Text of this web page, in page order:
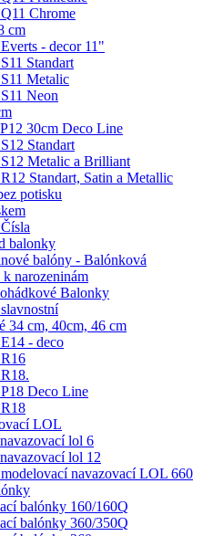
Chrome
cm
- decor 11"
Standart
Metalic
Neon
30cm Deco Line
Standart
Metalic a Brilliant
Standart, Satin a Metallic
potisku
balonky
balóny - Balónková
k narozeninám
Balonky
34 cm, 40cm, 46 cm
- deco
Deco Line
LOL
lol 6
lol 12
navazovací LOL 660
balónky 160/160Q
balónky 360/350Q